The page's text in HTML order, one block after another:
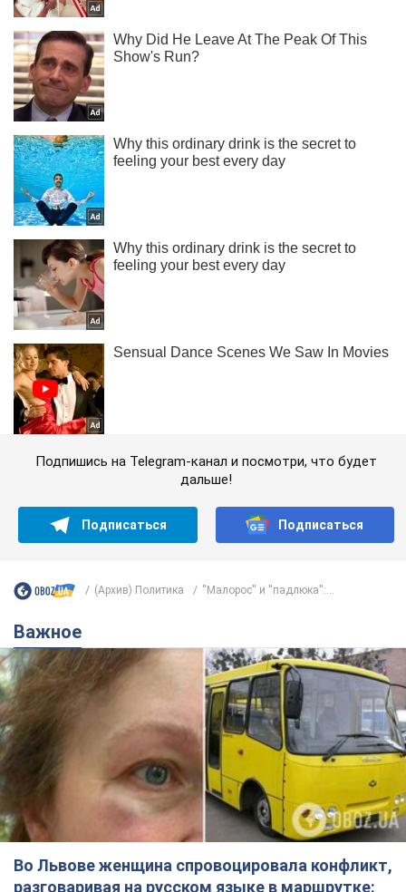
Подпишись на Telegram-канал и посмотри, что будет
дальше!
Подписаться Подписаться
(Архив) Политика ''Малорос'' и ''падлюка'':...
Важное
Во Львове женщина спровоцировала конфликт,
разговаривая на русском языке в маршрутке: